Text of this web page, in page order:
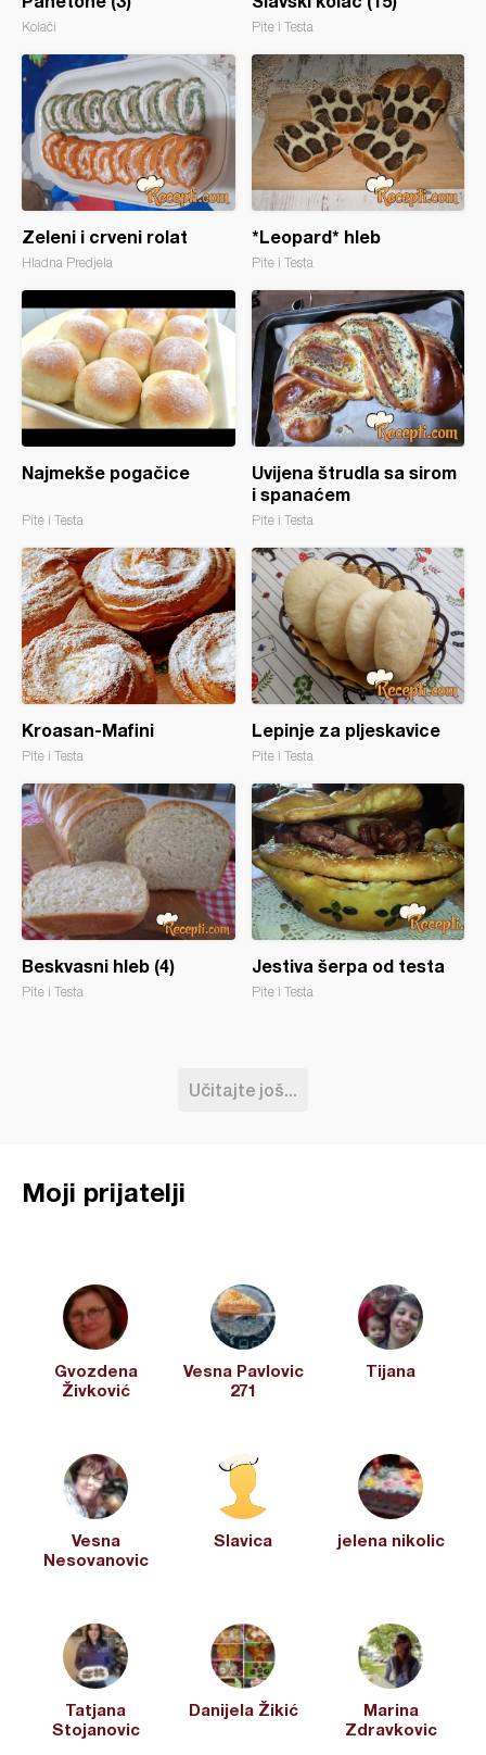
Kolači Pite i Testa
Zeleni i crveni rolat
Hladna Predjela
*Leopard* hleb
Pite i Testa
Najmekše pogačice
Pite i Testa
Uvijena štrudla sa sirom
i spanaćem
Pite i Testa
Kroasan-Mafini
Pite i Testa
Lepinje za pljeskavice
Pite i Testa
Beskvasni hleb (4)
Pite i Testa
Jestiva šerpa od testa
Pite i Testa
Učitajte još...
Moji prijatelji
Gvozdena
Živković
Vesna Pavlovic
271
Tijana
Vesna
Nesovanovic
Slavica jelena nikolic
Tatjana
Stojanovic
Danijela Žikić
Marina
Zdravkovic